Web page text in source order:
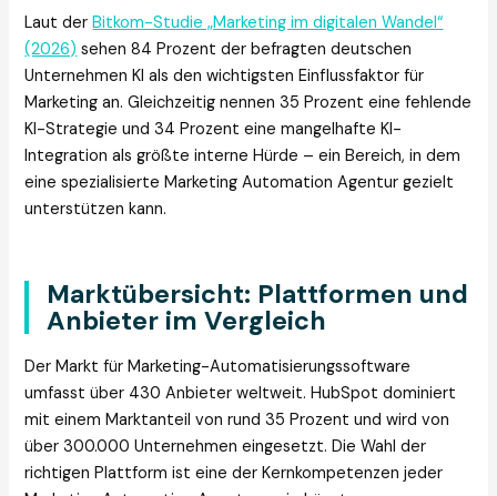
Laut derBitkom-Studie „Marketing im digitalen Wandel“
(2026) sehen 84 Prozent der befragten deutschen
Unternehmen KI als den wichtigsten Einflussfaktor für
Marketing an. Gleichzeitig nennen 35 Prozent eine fehlende
KI-Strategie und 34 Prozent eine mangelhafte KI-
Integration als größte interne Hürde – ein Bereich, in dem
eine spezialisierte Marketing Automation Agentur gezielt
unterstützen kann.
Marktübersicht: Plattformen und
Anbieter im Vergleich
Der Markt für Marketing-Automatisierungssoftware
umfasst über 430 Anbieter weltweit. HubSpot dominiert
mit einem Marktanteil von rund 35 Prozent und wird von
über 300.000 Unternehmen eingesetzt. Die Wahl der
richtigen Plattform ist eine der Kernkompetenzen jeder